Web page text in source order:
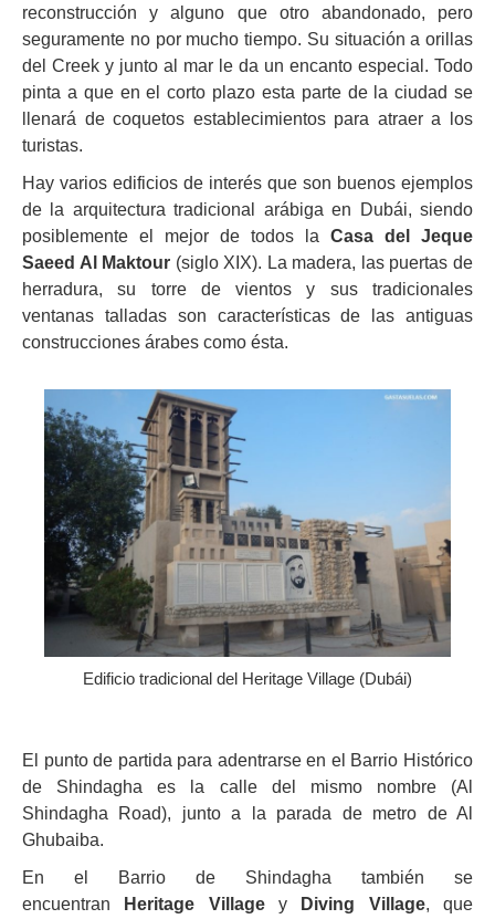
reconstrucción y alguno que otro abandonado, pero
seguramente no por mucho tiempo. Su situación a orillas
del Creek y junto al mar le da un encanto especial. Todo
pinta a que en el corto plazo esta parte de la ciudad se
llenará de coquetos establecimientos para atraer a los
turistas.
Hay varios edificios de interés que son buenos ejemplos
de la arquitectura tradicional arábiga en Dubái, siendo
posiblemente el mejor de todos la Casa del Jeque
Saeed Al Maktour (siglo XIX). La madera, las puertas de
herradura, su torre de vientos y sus tradicionales
ventanas talladas son características de las antiguas
construcciones árabes como ésta.
Edificio tradicional del Heritage Village (Dubái)
El punto de partida para adentrarse en el Barrio Histórico
de Shindagha es la calle del mismo nombre (Al
Shindagha Road), junto a la parada de metro de Al
Ghubaiba.
En el Barrio de Shindagha también se
encuentran
Heritage Villagey Diving Village, que